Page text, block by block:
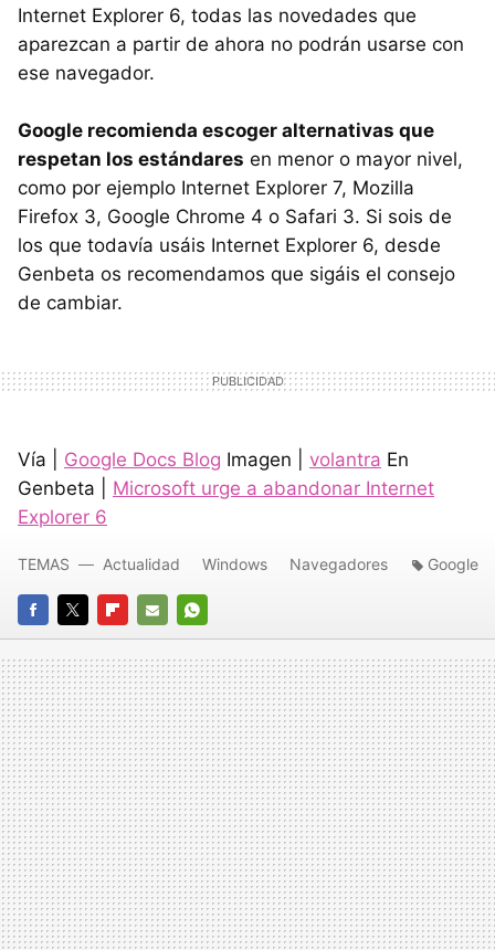
Internet Explorer 6, todas las novedades que
aparezcan a partir de ahora no podrán usarse con
ese navegador.
Google recomienda escoger alternativas que
respetan los estándares en menor o mayor nivel,
como por ejemplo Internet Explorer 7, Mozilla
Firefox 3, Google Chrome 4 o Safari 3. Si sois de
los que todavía usáis Internet Explorer 6, desde
Genbeta os recomendamos que sigáis el consejo
de cambiar.
Vía | Google Docs Blog Imagen | volantra En
Genbeta | Microsoft urge a abandonar Internet
Explorer 6
FACEBOOK
TWITTERFLIPBOARD
E-
MAIL
WHATSAPP
TEMAS Actualidad Windows Navegadores Google